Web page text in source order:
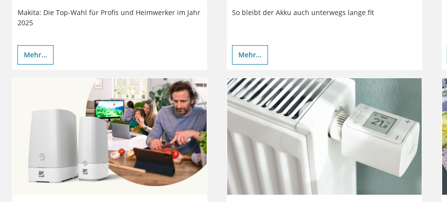
Makita: Die Top-Wahl für Profis und Heimwerker im Jahr
2025
Mehr...
So bleibt der Akku auch unterwegs lange fit
Mehr...